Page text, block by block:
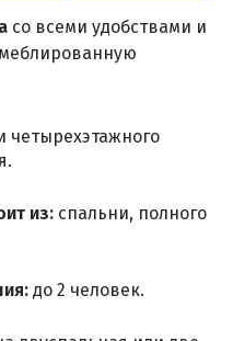
со всеми удобствами и
четырехэтажного
из: спальни, полного
до 2 человек.